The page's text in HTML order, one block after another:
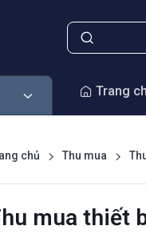
Trang
chủ Thu mua
mua thiết